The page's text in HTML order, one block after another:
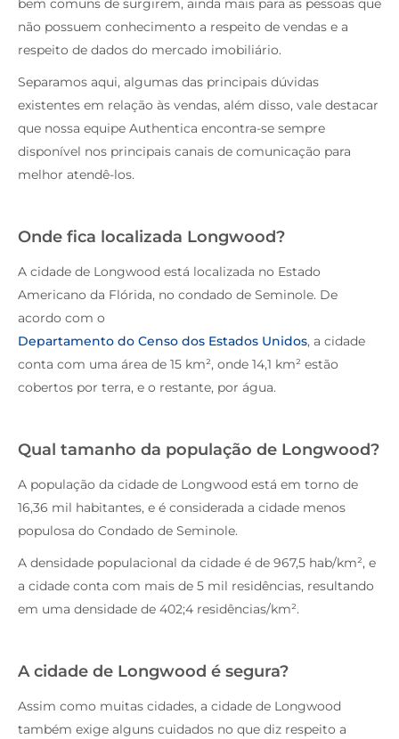
bem comuns de surgirem, ainda mais para as pessoas que
não possuem conhecimento a respeito de vendas e a
respeito de dados do mercado imobiliário.
Separamos aqui, algumas das principais dúvidas
existentes em relação às vendas, além disso, vale destacar
que nossa equipe Authentica encontra-se sempre
disponível nos principais canais de comunicação para
melhor atendê-los.
Onde fica localizada Longwood?
A cidade de Longwood está localizada no Estado
Americano da Flórida, no condado de Seminole. De
acordo com o
Departamento do Censo dos Estados Unidos, a cidade
conta com uma área de 15 km², onde 14,1 km² estão
cobertos por terra, e o restante, por água.
Qual tamanho da população de Longwood?
A população da cidade de Longwood está em torno de
16,36 mil habitantes, e é considerada a cidade menos
populosa do Condado de Seminole.
A densidade populacional da cidade é de 967,5 hab/km², e
a cidade conta com mais de 5 mil residências, resultando
em uma densidade de 402;4 residências/km².
A cidade de Longwood é segura?
Assim como muitas cidades, a cidade de Longwood
também exige alguns cuidados no que diz respeito a